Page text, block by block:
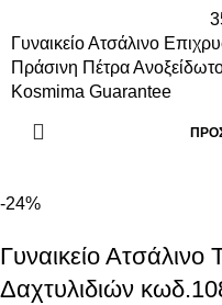
Γυναικείο Ατσάλινο
Πράσινη Πέτρα
Kosmima Guarantee
-24%
Γυναικείο
Δαχτυλιδιών